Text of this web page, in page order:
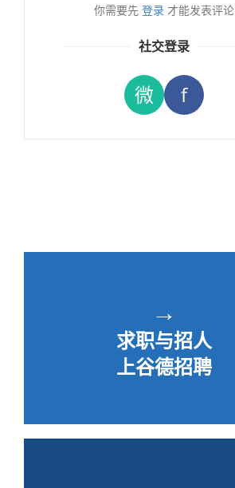
你需要先 登录 才能发表评论
社交登录
微 f
→
求职与招人
上谷德招聘